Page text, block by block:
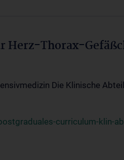
Thorax-
Die Klinische
curriculum-klin-